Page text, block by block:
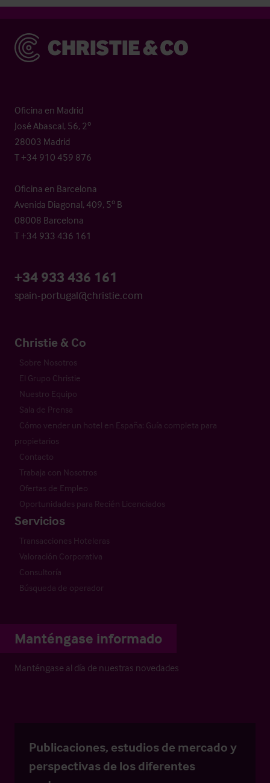
Christie & Co
Oficina en Madrid
José Abascal, 56, 2º
28003 Madrid
T +34 910 459 876
Oficina en Barcelona
Avenida Diagonal, 409, 5º B
08008 Barcelona
T +34 933 436 161
+34 933 436 161
spain-portugal@christie.com
Christie & Co
Sobre Nosotros
El Grupo Christie
Nuestro Equipo
Sala de Prensa
Cómo vender un hotel en España: Guía completa para
propietarios
Contacto
Trabaja con Nosotros
Ofertas de Empleo
Oportunidades para Recién Licenciados
Servicios
Transacciones Hoteleras
Valoración Corporativa
Consultoría
Búsqueda de operador
Manténgase informado
Manténgase al día de nuestras novedades
Publicaciones, estudios de mercado y
perspectivas de los diferentes